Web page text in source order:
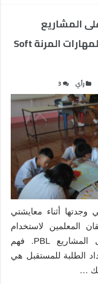
المشاريع
Project based learning و المهارات المرنة Soft
رأي 3
وجدتها أثناء معايشتي
المعلمين لاستخدام
استراتيجية التعلم القائم على المشاريع PBL. فهم
الطلبة للمستقبل هي
…